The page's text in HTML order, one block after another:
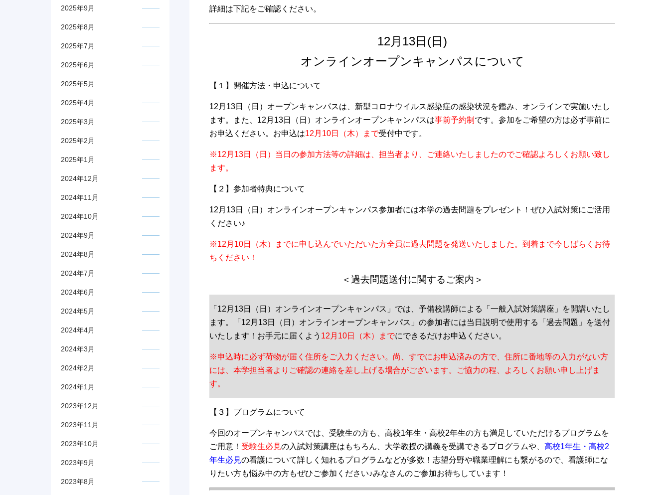
詳細は下記をご確認ください。
12月13日(日)
オンラインオープンキャンパスについて
【１】開催方法・申込について
12月13日（日）オープンキャンパスは、新型コロナウイルス感染症の感染状況を鑑み、オンラインで実施いたし
ます。また、12月13日（日）オンラインオープンキャンパスは事前予約制 です。参加をご希望の方は必ず事前に
お申込ください。お申込は12月10日（木）まで受付中です。
※12月13日（日）当日の参加方法等の詳細は、担当者より、ご連絡いたしましたのでご確認よろしくお願い致し
ます。
【２】参加者特典について
12月13日（日）オンラインオープンキャンパス参加者には本学の過去問題をプレゼント！ぜひ入試対策にご活用
ください♪
※12月10日（木）までに申し込んでいただいた方全員に過去問題を発送いたしました。到着まで今しばらくお待
ちください！
＜過去問題送付に関するご案内＞
「12月13日（日）オンラインオープンキャンパス」では、予備校講師による「一般入試対策講座」を開講いたし
ます。「12月13日（日）オンラインオープンキャンパス」の参加者には当日説明で使用する「過去問題」を送付
いたします！お手元に届くよう 12月10日（木）までにできるだけお申込ください。
※申込時に必ず荷物が届く住所をご入力ください。尚、すでにお申込済みの方で、住所に番地等の入力がない方
には、本学担当者よりご確認の連絡を差し上げる場合がございます。ご協力の程、よろしくお願い申し上げま
す。
【３】プログラムについて
今回のオープンキャンパスでは、受験生の方も、高校1年生・高校2年生の方も満足していただけるプログラムを
ご用意！ 受験生必見の入試対策講座はもちろん、大学教授の講義を受講できるプログラムや、高校1年生・高校2
年生必見の看護について詳しく知れるプログラムなどが多数！志望分野や職業理解にも繋がるので、看護師にな
りたい方も悩み中の方もぜひご参加ください♪みなさんのご参加お待ちしています！
2025年9月
2025年8月
2025年7月
2025年6月
2025年5月
2025年4月
2025年3月
2025年2月
2025年1月
2024年12月
2024年11月
2024年10月
2024年9月
2024年8月
2024年7月
2024年6月
2024年5月
2024年4月
2024年3月
2024年2月
2024年1月
2023年12月
2023年11月
2023年10月
2023年9月
2023年8月